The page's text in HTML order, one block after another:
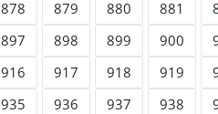
878 879 880 881
897 898 899 900
916 917 918 919
935 936 937 938